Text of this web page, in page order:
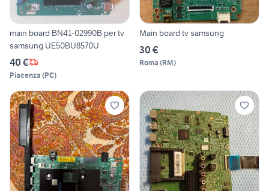
main board BN41-02990B per tv
samsung UE50BU8570U
40 €
Piacenza (PC)
Main board tv samsung
30 €
Roma (RM)